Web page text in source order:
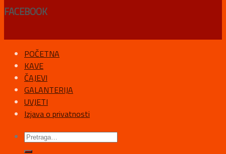
FACEBOOK
POČETNA
KAVE
ČAJEVI
GALANTERIJA
UVJETI
Izjava o privatnosti